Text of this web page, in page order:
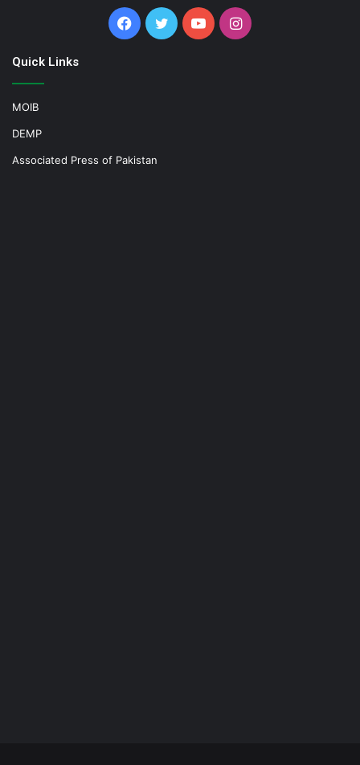
Facebook
TwitterYouTubeInstagram
Quick Links
MOIB
DEMP
Associated Press of Pakistan